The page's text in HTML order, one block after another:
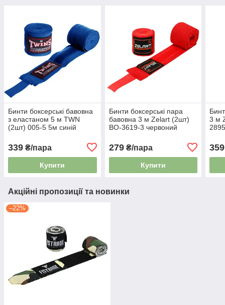
Бинти боксерські бавовна
з еластаном 5 м TWN
(2шт) 005-5 5м синій
339 ₴/пара
Купити
Бинти боксерські пара
бавовна 3 м Zelart (2шт)
BO-3619-3 червоний
279₴/пара
Купити
3 м
359
Акційні пропозиції та новинки
–22%